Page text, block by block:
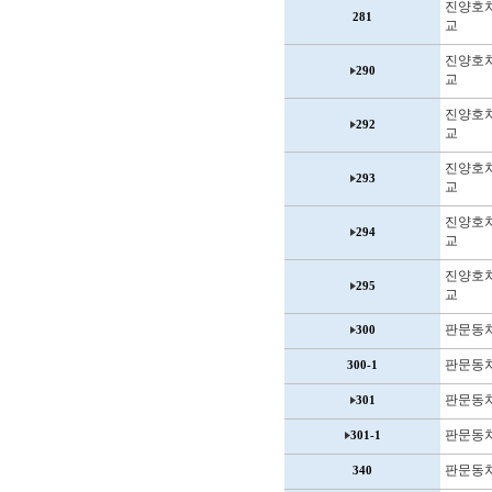
281
진양호
교
290
진양호
교
292
진양호
교
293
진양호
교
294
진양호
교
295
진양호
교
300 판문동
300-1 판문동
301 판문동
301-1 판문동
340 판문동